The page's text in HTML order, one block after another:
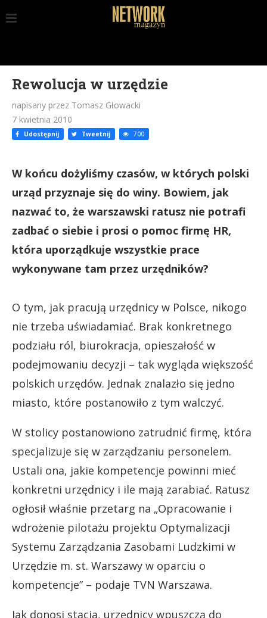
Rewolucja w urzędzie
napisany przez Tomasz Głowacki
7 kwietnia 2010
Udostępnij Tweetnij 700
W końcu dożyliśmy czasów, w których polski
urząd przyznaje się do winy. Bowiem, jak
nazwać to, że warszawski ratusz nie potrafi
zadbać o siebie i prosi o pomoc firmę HR,
która uporządkuje wszystkie prace
wykonywane tam przez urzędników?
O tym, jak pracują urzędnicy w Polsce, nikogo
nie trzeba uświadamiać. Brak konkretnego
podziału ról, biurokracja, opieszałość w
podejmowaniu decyzji – tak wygląda większość
polskich urzędów. Jednak znalazło się jedno
miasto, które postanowiło z tym walczyć.
W stolicy postanowiono zatrudnić firmę, która
specjalizuje się w zarządzaniu personelem.
Ustali ona, jakie kompetencje powinni mieć
konkretni urzędnicy i ile mają zarabiać. Ratusz
ogłosił właśnie przetarg na „Opracowanie i
wdrożenie pilotażu projektu Optymalizacji
Systemu Zarządzania Zasobami Ludzkimi w
Urzędzie m. st. Warszawy w oparciu o
kompetencje” – podaje TVN Warszawa.
Jak donosi stacja, urzędnicy wpuszczą do